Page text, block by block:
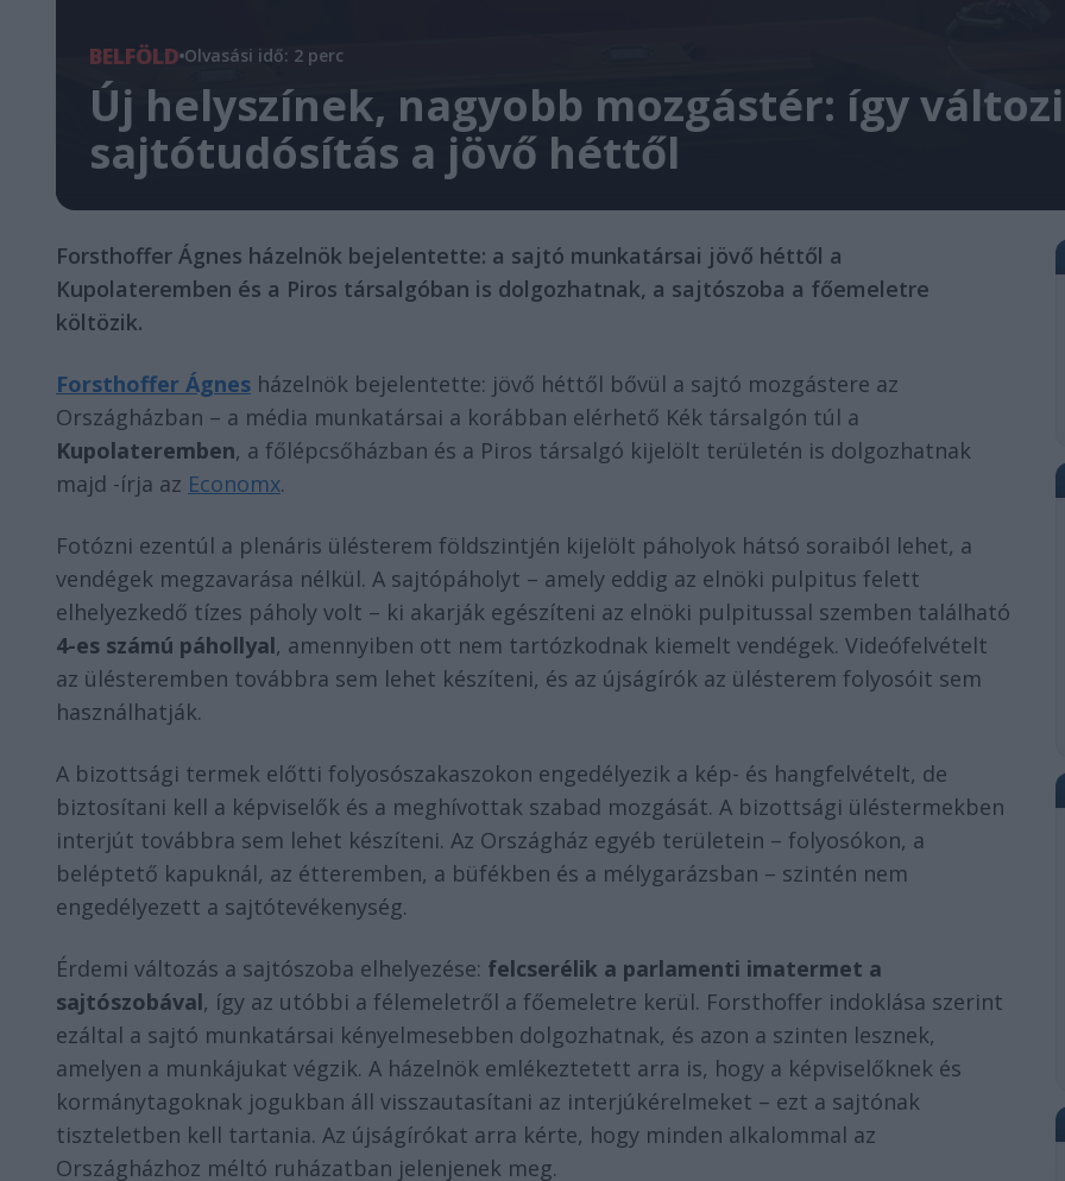
BELFÖLD Olvasási idő: 2 perc
Új helyszínek, nagyobb mozgástér: így
sajtótudósítás a jövő héttől
Forsthoffer Ágnes házelnök bejelentette: a sajtó munkatársai jövő héttől a
Kupolateremben és a Piros társalgóban is dolgozhatnak, a sajtószoba a főemeletre
költözik.
Forsthoffer Ágnes házelnök bejelentette: jövő héttől bővül a sajtó mozgástere az
Országházban – a média munkatársai a korábban elérhető Kék társalgón túl a
Kupolateremben, a főlépcsőházban és a Piros társalgó kijelölt területén is dolgozhatnak
majd -írja az Economx.
Fotózni ezentúl a plenáris ülésterem földszintjén kijelölt páholyok hátsó soraiból lehet, a
vendégek megzavarása nélkül. A sajtópáholyt – amely eddig az elnöki pulpitus felett
elhelyezkedő tízes páholy volt – ki akarják egészíteni az elnöki pulpitussal szemben található
4-es számú páhollyal, amennyiben ott nem tartózkodnak kiemelt vendégek. Videófelvételt
az ülésteremben továbbra sem lehet készíteni, és az újságírók az ülésterem folyosóit sem
használhatják.
A bizottsági termek előtti folyosószakaszokon engedélyezik a kép- és hangfelvételt, de
biztosítani kell a képviselők és a meghívottak szabad mozgását. A bizottsági üléstermekben
interjút továbbra sem lehet készíteni. Az Országház egyéb területein – folyosókon, a
beléptető kapuknál, az étteremben, a büfékben és a mélygarázsban – szintén nem
engedélyezett a sajtótevékenység.
Érdemi változás a sajtószoba elhelyezése: felcserélik a parlamenti imatermet a
sajtószobával, így az utóbbi a félemeletről a főemeletre kerül. Forsthoffer indoklása szerint
ezáltal a sajtó munkatársai kényelmesebben dolgozhatnak, és azon a szinten lesznek,
amelyen a munkájukat végzik. A házelnök emlékeztetett arra is, hogy a képviselőknek és
kormánytagoknak jogukban áll visszautasítani az interjúkérelmeket – ezt a sajtónak
tiszteletben kell tartania. Az újságírókat arra kérte, hogy minden alkalommal az
Országházhoz méltó ruházatban jelenjenek meg.